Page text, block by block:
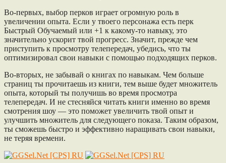
Во-первых, выбор перков играет огромную роль в
увеличении опыта. Если у твоего персонажа есть перк
Быстрый Обучаемый или +1 к какому-то навыку, это
значительно ускорит твой прогресс. Значит, прежде чем
приступить к просмотру телепередач, убедись, что ты
оптимизировал свои навыки с помощью подходящих перков.
Во-вторых, не забывай о книгах по навыкам. Чем больше
страниц ты прочитаешь из книги, тем выше будет множитель
опыта, который ты получишь во время просмотра
телепередач. И не стесняйся читать книги именно во время
смотрения шоу — это поможет увеличить твой опыт и
улучшить множитель для следующего показа. Таким образом,
ты сможешь быстро и эффективно наращивать свои навыки,
не теряя времени.